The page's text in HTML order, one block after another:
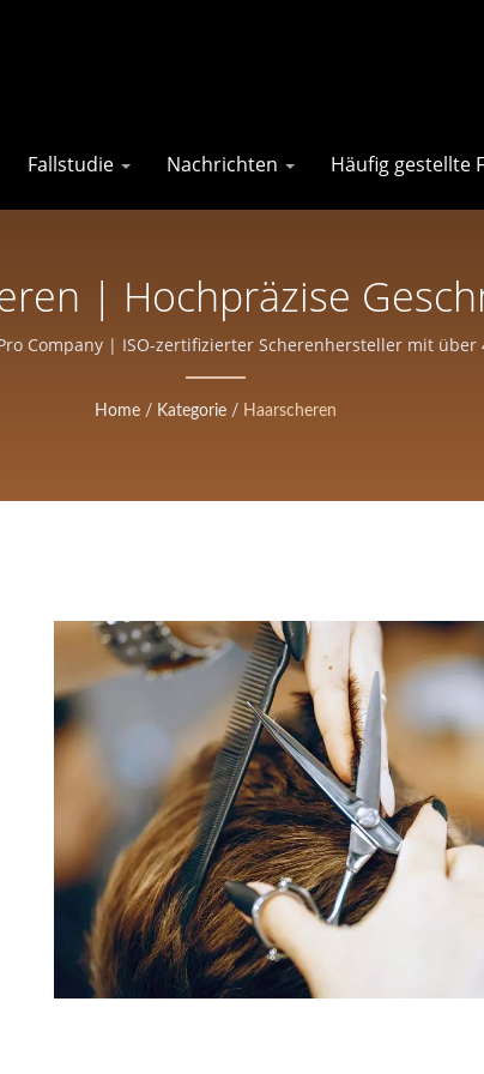
Fallstudie Nachrichten Häufig gestellte
| Hochpräzise
| Eversharp Pro
Company | ISO-zertifizierter Scherenhersteller mit über
Home / Kategorie / Haarscheren